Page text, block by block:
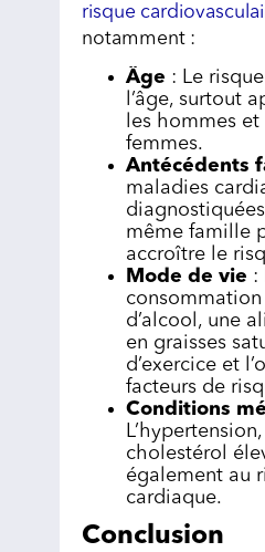
risque
notamment :
Âge : Le
l’âge, surtout
les hommes
femmes.
Antécédents
maladies
même famille
accroître le
Mode de vie :
consommation
d’alcool, une
en graisses
d’exercice et
facteurs de
Conditions
cholestérol
également au
cardiaque.
Conclusion